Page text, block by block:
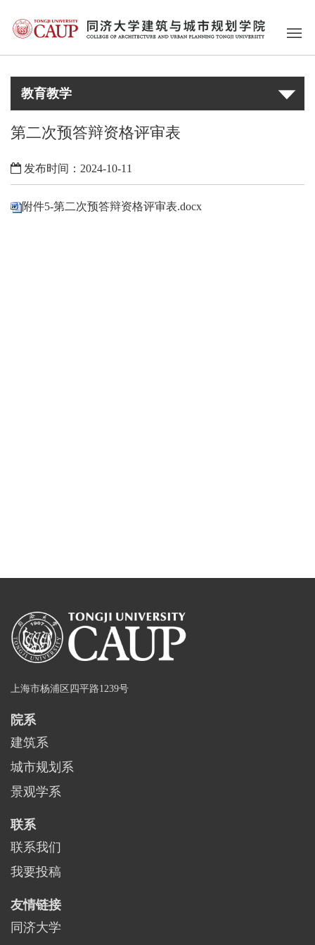
教育教学
第二次预答辩资格评审表
发布时间：2024-10-11
附件5-第二次预答辩资格评审表.docx
上海市杨浦区四平路1239号
院系
建筑系
城市规划系
景观学系
联系
联系我们
我要投稿
友情链接
同济大学